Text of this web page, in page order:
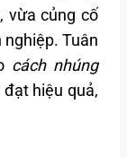
vừa củng cố
nghiệp. Tuân
cách nhúng
hiệu quả,